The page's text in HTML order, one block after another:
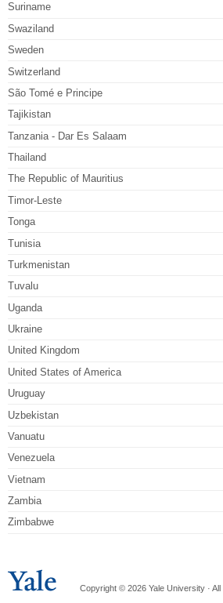
Suriname
Swaziland
Sweden
Switzerland
São Tomé e Principe
Tajikistan
Tanzania - Dar Es Salaam
Thailand
The Republic of Mauritius
Timor-Leste
Tonga
Tunisia
Turkmenistan
Tuvalu
Uganda
Ukraine
United Kingdom
United States of America
Uruguay
Uzbekistan
Vanuatu
Venezuela
Vietnam
Zambia
Zimbabwe
Copyright © 2026 Yale University ·